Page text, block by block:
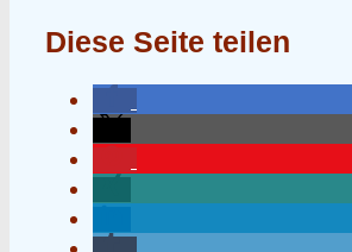
Diese Seite teilen